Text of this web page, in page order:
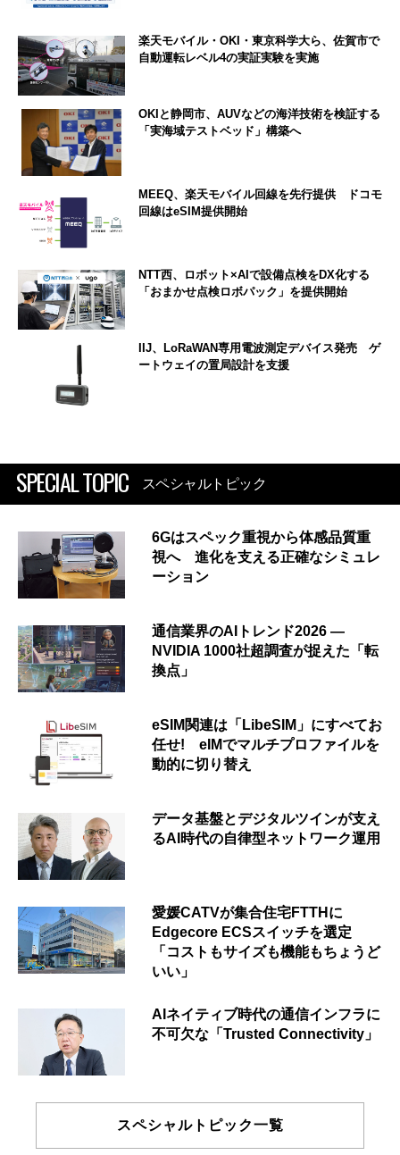
楽天モバイル・OKI・東京科学大ら、佐賀市で
自動運転レベル4の実証実験を実施
OKIと静岡市、AUVなどの海洋技術を検証する
「実海域テストベッド」構築へ
MEEQ、楽天モバイル回線を先行提供 ドコモ
回線はeSIM提供開始
NTT西、ロボット×AIで設備点検をDX化する
「おまかせ点検ロボパック」を提供開始
IIJ、LoRaWAN専用電波測定デバイス発売 ゲ
ートウェイの置局設計を支援
SPECIAL TOPIC スペシャルトピック
6Gはスペック重視から体感品質重
視へ 進化を支える正確なシミュレ
ーション
通信業界のAIトレンド2026 ―
NVIDIA 1000社超調査が捉えた「転
換点」
eSIM関連は「LibeSIM」にすべてお
任せ! eIMでマルチプロファイルを
動的に切り替え
データ基盤とデジタルツインが支え
るAI時代の自律型ネットワーク運用
愛媛CATVが集合住宅FTTHに
Edgecore ECSスイッチを選定
「コストもサイズも機能もちょうど
いい」
AIネイティブ時代の通信インフラに
不可欠な「Trusted Connectivity」
スペシャルトピック一覧